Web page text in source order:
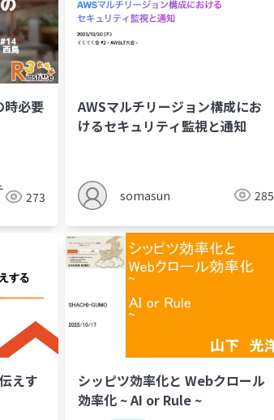
時必要
273
AWSマルチリージョン構成にお
けるセキュリティ監視と通知
somasun 285
えす
シッピツ効率化と Webクロール
効率化 ~ AI or Rule ~